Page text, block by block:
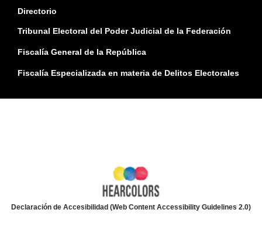
Directorio
Tribunal Electoral del Poder Judicial de la Federación
Fiscalía General de la República
Fiscalía Especializada en materia de Delitos Electorales
Declaración de Accesibilidad (Web Content Accessibility Guidelines 2.0)